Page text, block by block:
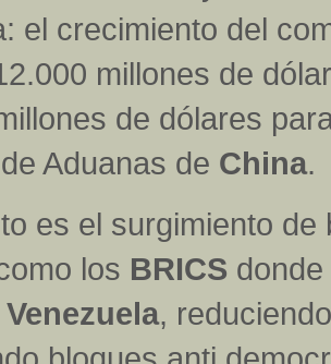
el crecimiento del
millones de
de dólares
Aduanas de China.
es el surgimiento
los BRICS
,